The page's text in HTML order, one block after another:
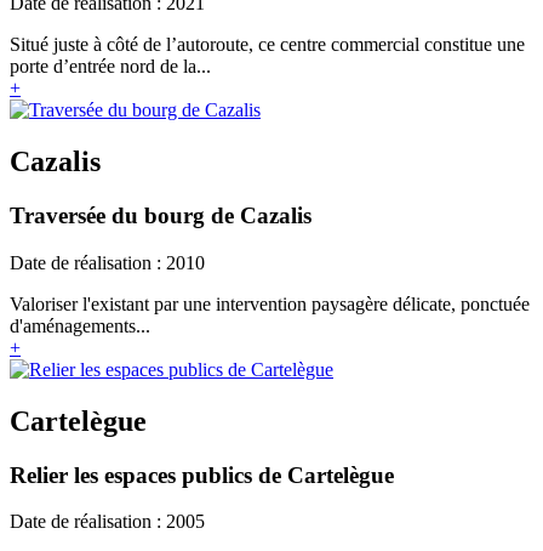
Situé juste à côté de l’autoroute, ce centre commercial constitue une
porte d’entrée nord de la...
+
Cazalis
Traversée du bourg de Cazalis
Date de réalisation : 2010
Valoriser l'existant par une intervention paysagère délicate, ponctuée
d'aménagements...
+
Cartelègue
Relier les espaces publics de Cartelègue
Date de réalisation : 2005